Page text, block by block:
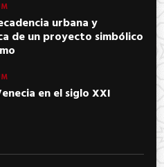
urbana y
de un proyecto simbólico
en el siglo XXI